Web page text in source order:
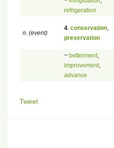
refrigeration
n. (event)
4 conservation
preservation
~ betterment,
improvement,
advance
Tweet